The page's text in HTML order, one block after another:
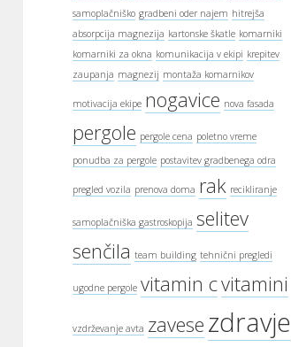
samoplačniško gradbeni oder najem hitrejša
absorpcija magnezija kartonske škatle komarniki
komarniki za okna komunikacija v ekipi krepitev
zaupanja magnezij montaža komarnikov
motivacija ekipe nogavice nova fasada
pergole pergole cena poletno vreme
ponudba za pergole postavitev gradbenega odra
pregled vozila prenova doma rak recikliranje
samoplačniška gastroskopija selitev
senčila team building tehnični pregledi
ugodne pergole vitamin cvitamini
vzdrževanje avta zavese zdravje